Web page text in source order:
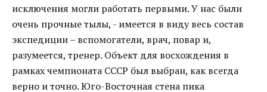
исключения могли работать первыми. У нас были
очень прочные тылы, - имеется в виду весь состав
экспедиции – вспомогатели, врач, повар и,
разумеется, тренер. Объект для восхождения в
рамках чемпионата СССР был выбран, как всегда
верно и точно. Юго-Восточная стена пика